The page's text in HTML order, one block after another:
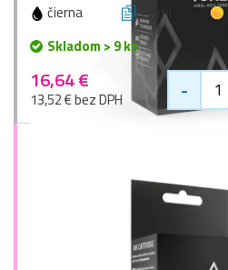
čierna 25 ml
Skladom > 9 ks
16,64 €
13,52 € bez DPH -